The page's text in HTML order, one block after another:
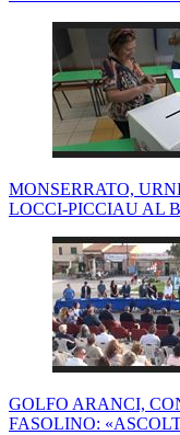
MONSERRATO,
LOCCI-PICCIAU AL
GOLFO ARANCI,
FASOLINO: